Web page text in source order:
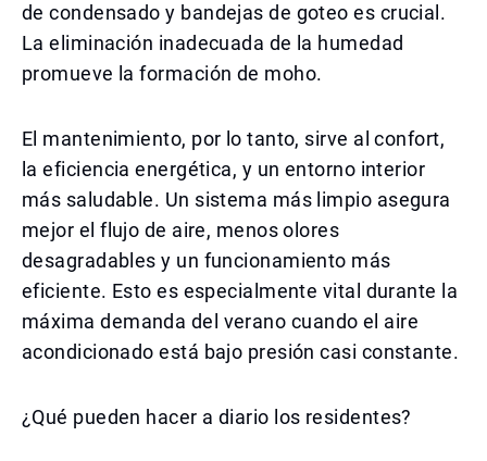
de condensado y bandejas de goteo es crucial.
La eliminación inadecuada de la humedad
promueve la formación de moho.
El mantenimiento, por lo tanto, sirve al confort,
la eficiencia energética, y un entorno interior
más saludable. Un sistema más limpio asegura
mejor el flujo de aire, menos olores
desagradables y un funcionamiento más
eficiente. Esto es especialmente vital durante la
máxima demanda del verano cuando el aire
acondicionado está bajo presión casi constante.
¿Qué pueden hacer a diario los residentes?